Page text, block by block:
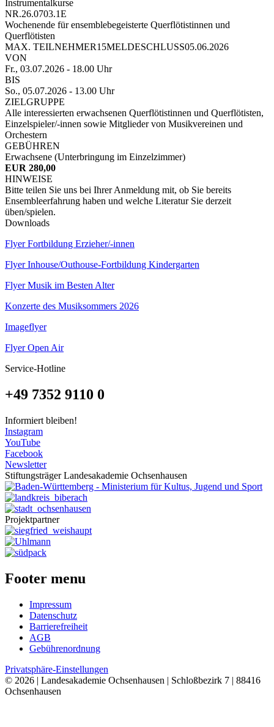
Instrumentalkurse
NR.26.0703.1E
Wochenende für ensemblebegeisterte Querflötistinnen und
Querflötisten
MAX. TEILNEHMER15MELDESCHLUSS05.06.2026
VON
Fr., 03.07.2026 - 18.00 Uhr
BIS
So., 05.07.2026 - 13.00 Uhr
ZIELGRUPPE
Alle interessierten erwachsenen Querflötistinnen und Querflötisten,
Einzelspieler/-innen sowie Mitglieder von Musikvereinen und
Orchestern
GEBÜHREN
Erwachsene (Unterbringung im Einzelzimmer)
EUR 280,00
HINWEISE
Bitte teilen Sie uns bei Ihrer Anmeldung mit, ob Sie bereits
Ensembleerfahrung haben und welche Literatur Sie derzeit
üben/spielen.
Downloads
Flyer Fortbildung Erzieher/-innen
Flyer Inhouse/Outhouse-Fortbildung Kindergarten
Flyer Musik im Besten Alter
Konzerte des Musiksommers 2026
Imageflyer
Flyer Open Air
Service-Hotline
+49 7352 9110 0
Informiert bleiben!
Instagram
YouTube
Facebook
Newsletter
Stiftungsträger Landesakademie Ochsenhausen
Projektpartner
Footer menu
Impressum
Datenschutz
Barrierefreiheit
AGB
Gebührenordnung
Privatsphäre-Einstellungen
© 2026 | Landesakademie Ochsenhausen | Schloßbezirk 7 | 88416
Ochsenhausen